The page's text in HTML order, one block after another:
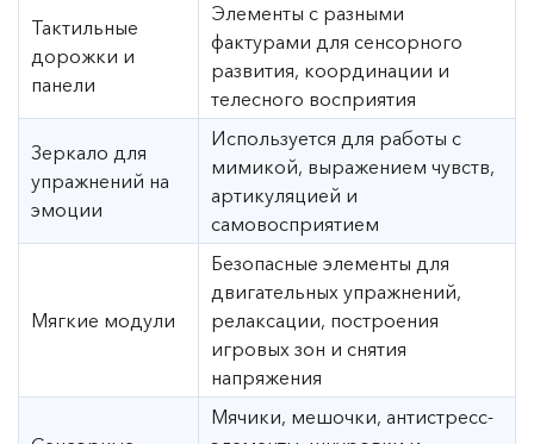
Тактильные
дорожки и
панели
Элементы с разными
фактурами для сенсорного
развития, координации и
телесного восприятия
Зеркало для
упражнений на
эмоции
Используется для работы с
мимикой, выражением чувств,
артикуляцией и
самовосприятием
Мягкие модули
Безопасные элементы для
двигательных упражнений,
релаксации, построения
игровых зон и снятия
напряжения
Мячики, мешочки, антистресс-